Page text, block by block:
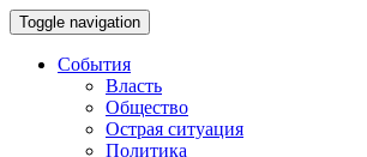
Toggle navigation
События
Власть
Общество
Острая ситуация
Политика